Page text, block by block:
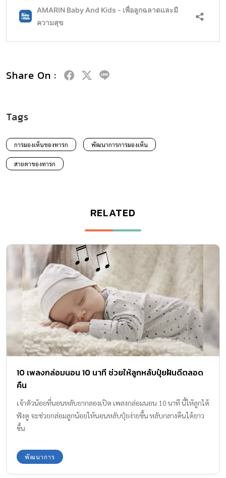
Share On :
Tags
การมองเห็นของทารก พัฒนาการการมองเห็น
สายตาของทารก
RELATED
10 เพลงกล่อมนอน 10 นาที ช่วยให้ลูกหลับปุ๋ยฝันดีตลอด
คืน
เจ้าตัวน้อยที่นอนหลับยากลองเปิด เพลงกล่อมนอน 10 นาที นี้ให้ลูกได้
ฟังดู จะช่วยกล่อมลูกน้อยให้นอนหลับปุ๋ยง่ายขึ้น หลับกลางคืนได้ยาว
ขึ้น
พัฒนาการ